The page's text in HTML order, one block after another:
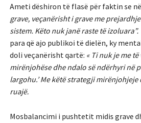
Ameti dëshiron të flasë për faktin se
grave, veçanërisht i grave me
sistem. Këto nuk janë raste të izoluara”.
para që ajo publikoi të dielën, ky
doli veçanërisht qartë: « Ti nuk je me
mirënjohëse dhe ndalo së ndërhyri në
largohu.’ Me këtë strategji mirënjohjeje
ruajë.
Mosbalancimi i pushtetit midis grave